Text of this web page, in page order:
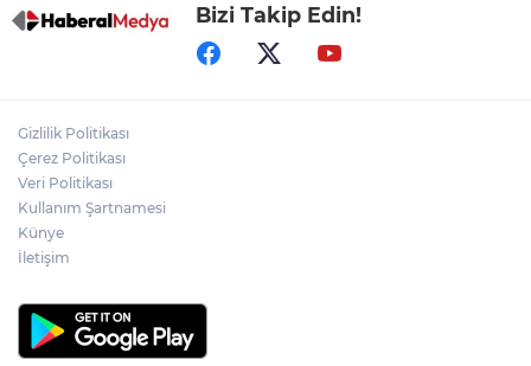
Bizi Takip Edin!
Gizlilik Politikası
Çerez Politikası
Veri Politikası
Kullanım Şartnamesi
Künye
İletişim